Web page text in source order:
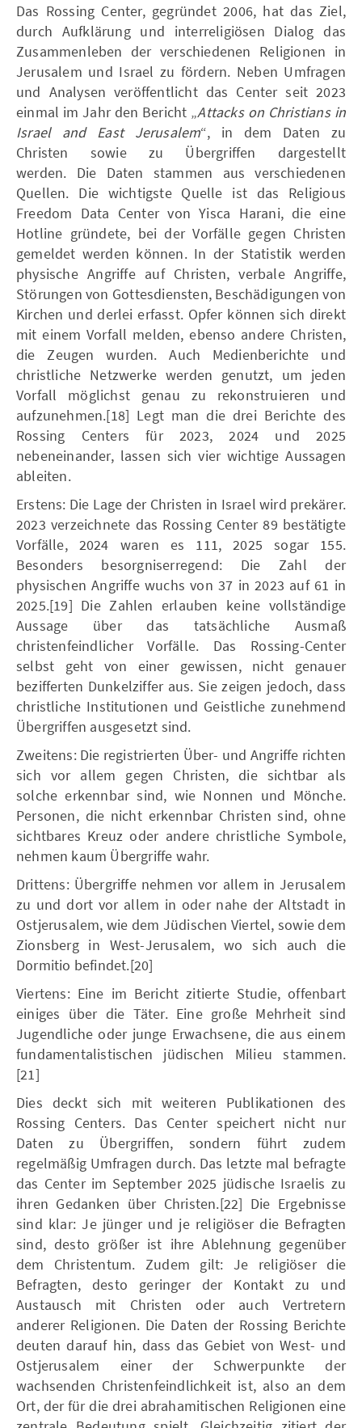
Das Rossing Center, gegründet 2006, hat das Ziel,
durch Aufklärung und interreligiösen Dialog das
Zusammenleben der verschiedenen Religionen in
Jerusalem und Israel zu fördern. Neben Umfragen
und Analysen veröffentlicht das Center seit 2023
einmal im Jahr den Bericht „Attacks on Christians in
Israel and East Jerusalem“, in dem Daten zu
Christen sowie zu Übergriffen dargestellt
werden. Die Daten stammen aus verschiedenen
Quellen. Die wichtigste Quelle ist das Religious
Freedom Data Center von Yisca Harani, die eine
Hotline gründete, bei der Vorfälle gegen Christen
gemeldet werden können. In der Statistik werden
physische Angriffe auf Christen, verbale Angriffe,
Störungen von Gottesdiensten, Beschädigungen von
Kirchen und derlei erfasst. Opfer können sich direkt
mit einem Vorfall melden, ebenso andere Christen,
die Zeugen wurden. Auch Medienberichte und
christliche Netzwerke werden genutzt, um jeden
Vorfall möglichst genau zu rekonstruieren und
aufzunehmen.[18] Legt man die drei Berichte des
Rossing Centers für 2023, 2024 und 2025
nebeneinander, lassen sich vier wichtige Aussagen
ableiten.
Erstens: Die Lage der Christen in Israel wird prekärer.
2023 verzeichnete das Rossing Center 89 bestätigte
Vorfälle, 2024 waren es 111, 2025 sogar 155.
Besonders besorgniserregend: Die Zahl der
physischen Angriffe wuchs von 37 in 2023 auf 61 in
2025.[19] Die Zahlen erlauben keine vollständige
Aussage über das tatsächliche Ausmaß
christenfeindlicher Vorfälle. Das Rossing-Center
selbst geht von einer gewissen, nicht genauer
bezifferten Dunkelziffer aus. Sie zeigen jedoch, dass
christliche Institutionen und Geistliche zunehmend
Übergriffen ausgesetzt sind.
Zweitens: Die registrierten Über- und Angriffe richten
sich vor allem gegen Christen, die sichtbar als
solche erkennbar sind, wie Nonnen und Mönche.
Personen, die nicht erkennbar Christen sind, ohne
sichtbares Kreuz oder andere christliche Symbole,
nehmen kaum Übergriffe wahr.
Drittens: Übergriffe nehmen vor allem in Jerusalem
zu und dort vor allem in oder nahe der Altstadt in
Ostjerusalem, wie dem Jüdischen Viertel, sowie dem
Zionsberg in West-Jerusalem, wo sich auch die
Dormitio befindet.[20]
Viertens: Eine im Bericht zitierte Studie, offenbart
einiges über die Täter. Eine große Mehrheit sind
Jugendliche oder junge Erwachsene, die aus einem
fundamentalistischen jüdischen Milieu stammen.
[21]
Dies deckt sich mit weiteren Publikationen des
Rossing Centers. Das Center speichert nicht nur
Daten zu Übergriffen, sondern führt zudem
regelmäßig Umfragen durch. Das letzte mal befragte
das Center im September 2025 jüdische Israelis zu
ihren Gedanken über Christen.[22] Die Ergebnisse
sind klar: Je jünger und je religiöser die Befragten
sind, desto größer ist ihre Ablehnung gegenüber
dem Christentum. Zudem gilt: Je religiöser die
Befragten, desto geringer der Kontakt zu und
Austausch mit Christen oder auch Vertretern
anderer Religionen. Die Daten der Rossing Berichte
deuten darauf hin, dass das Gebiet von West- und
Ostjerusalem einer der Schwerpunkte der
wachsenden Christenfeindlichkeit ist, also an dem
Ort, der für die drei abrahamitischen Religionen eine